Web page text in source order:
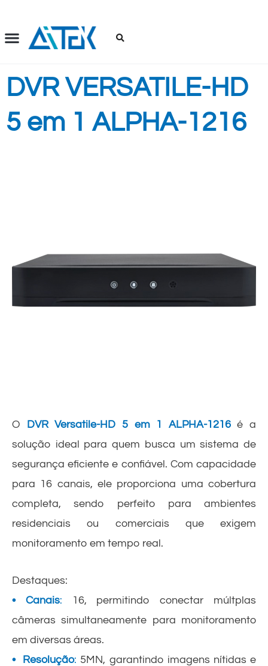
conteúdo
DVR VERSATILE-HD
5 em 1 ALPHA-1216
O DVR Versatile-HD 5 em 1 ALPHA-1216é a
solução ideal para quem busca um sistema de
segurança eficiente e confiável. Com capacidade
para 16 canais, ele proporciona uma cobertura
completa, sendo perfeito para ambientes
residenciais ou comerciais que exigem
monitoramento em tempo real.
Destaques:
• Canais: 16, permitindo conectar múltplas
câmeras simultaneamente para monitoramento
em diversas áreas.
• Resolução: 5MN, garantindo imagens nítidas e